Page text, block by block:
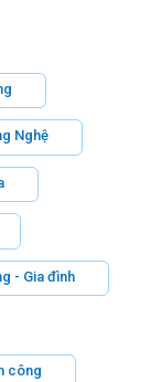
Nghệ
- Gia đình
công